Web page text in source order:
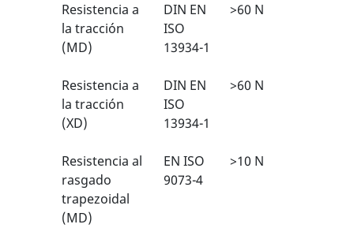
Resistencia a
la tracción
(MD)
DIN EN
ISO
13934-1
>60 N
Resistencia a
la tracción
(XD)
DIN EN
ISO
13934-1
>60 N
Resistencia al
rasgado
trapezoidal
(MD)
EN ISO
9073-4
>10 N